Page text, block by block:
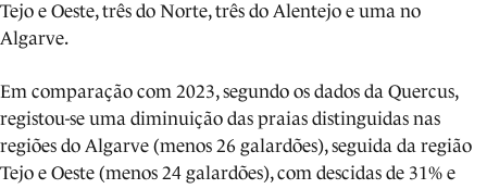
Tejo e Oeste, três do Norte, três do Alentejo e uma no
Algarve.
Em comparação com 2023, segundo os dados da Quercus,
registou-se uma diminuição das praias distinguidas nas
regiões do Algarve (menos 26 galardões), seguida da região
Tejo e Oeste (menos 24 galardões), com descidas de 31% e